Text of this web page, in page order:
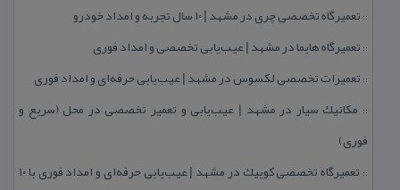
:: تعمیرگاه تخصصی چری در مشهد | ۱۰ سال تجربه و امداد خودرو
:: تعمیرگاه هایما در مشهد | عیب‌یابی تخصصی و امداد فوری
:: تعمیرات تخصصی لكسوس در مشهد | عیب‌یابی حرفه‌ای و امداد فوری
:: مكانیك سیار در مشهد | عیب‌یابی و تعمیر تخصصی در محل (سریع و
فوری)
::
تعمیرگاه تخصصی كوییك در مشهد | عیب‌یابی حرفه‌ای و امداد فوری با ۱۰